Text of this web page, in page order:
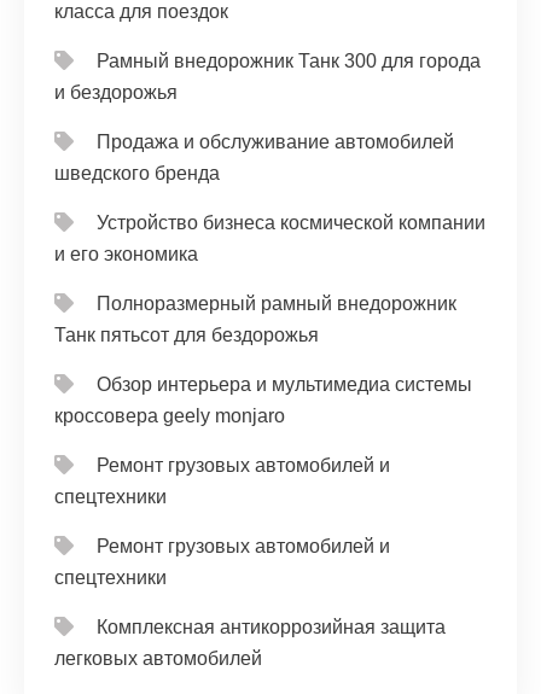
класса для поездок
Рамный внедорожник Танк 300 для города
и бездорожья
Продажа и обслуживание автомобилей
шведского бренда
Устройство бизнеса космической компании
и его экономика
Полноразмерный рамный внедорожник
Танк пятьсот для бездорожья
Обзор интерьера и мультимедиа системы
кроссовера geely monjaro
Ремонт грузовых автомобилей и
спецтехники
Ремонт грузовых автомобилей и
спецтехники
Комплексная антикоррозийная защита
легковых автомобилей